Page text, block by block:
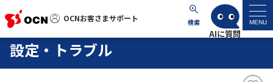
OCNお客さまサポート 検索 MENU
OCNお客さまサポート
設定・トラブル